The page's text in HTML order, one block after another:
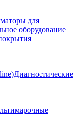
для
оборудование
Диагностические